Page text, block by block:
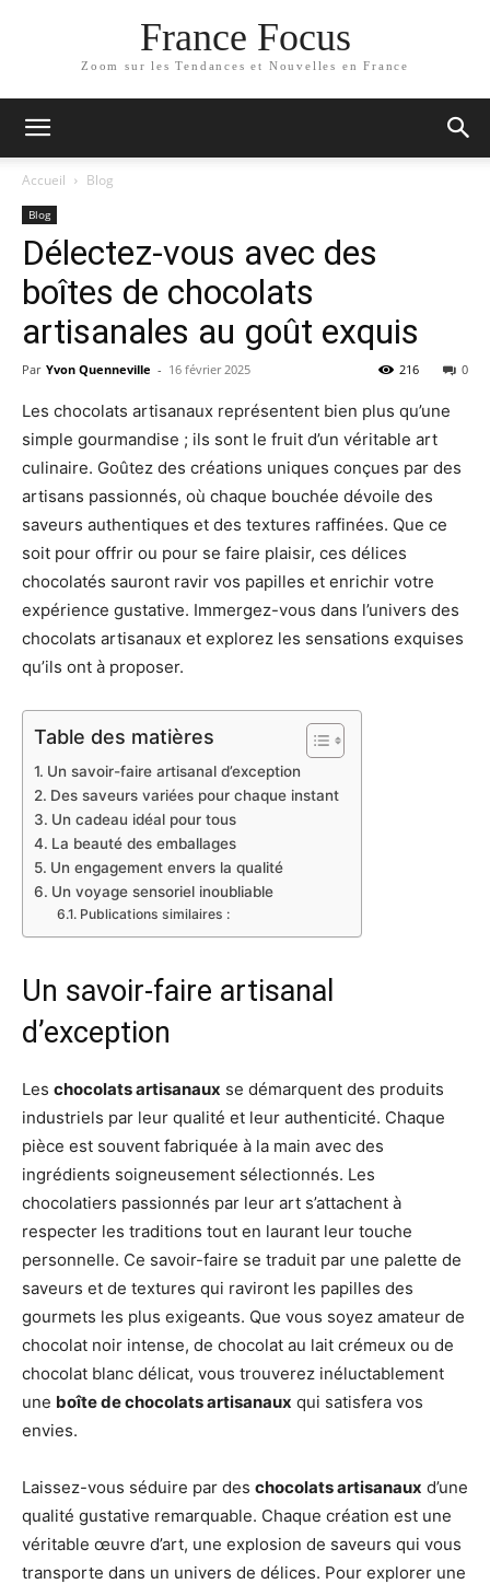
France Focus
Zoom sur les Tendances et Nouvelles en France
Accueil Blog
Blog
Délectez-vous avec des
boîtes de chocolats
artisanales au goût exquis
Par Yvon Quenneville - 16 février 2025 0
216
Les chocolats artisanaux représentent bien plus qu’une
simple gourmandise ; ils sont le fruit d’un véritable art
culinaire. Goûtez des créations uniques conçues par des
artisans passionnés, où chaque bouchée dévoile des
saveurs authentiques et des textures raffinées. Que ce
soit pour offrir ou pour se faire plaisir, ces délices
chocolatés sauront ravir vos papilles et enrichir votre
expérience gustative. Immergez-vous dans l’univers des
chocolats artisanaux et explorez les sensations exquises
qu’ils ont à proposer.
Table des matières
Un savoir-faire artisanal d’exception
Des saveurs variées pour chaque instant
Un cadeau idéal pour tous
La beauté des emballages
Un engagement envers la qualité
Un voyage sensoriel inoubliable
Publications similaires :
Un savoir-faire artisanal
d’exception
Les chocolats artisanaux se démarquent des produits
industriels par leur qualité et leur authenticité. Chaque
pièce est souvent fabriquée à la main avec des
ingrédients soigneusement sélectionnés. Les
chocolatiers passionnés par leur art s’attachent à
respecter les traditions tout en laurant leur touche
personnelle. Ce savoir-faire se traduit par une palette de
saveurs et de textures qui raviront les papilles des
gourmets les plus exigeants. Que vous soyez amateur de
chocolat noir intense, de chocolat au lait crémeux ou de
chocolat blanc délicat, vous trouverez inéluctablement
une boîte de chocolats artisanaux qui satisfera vos
envies.
Laissez-vous séduire par des chocolats artisanaux d’une
qualité gustative remarquable. Chaque création est une
véritable œuvre d’art, une explosion de saveurs qui vous
transporte dans un univers de délices. Pour explorer une